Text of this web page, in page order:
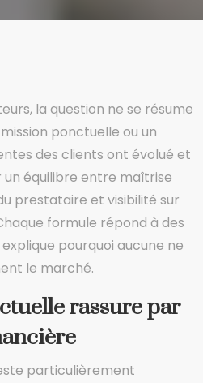
la question ne se résume
ponctuelle ou un
des clients ont évolué et
équilibre entre maîtrise
prestataire et visibilité sur
formule répond à des
pourquoi aucune ne
le marché.
rassure par
particulièrement